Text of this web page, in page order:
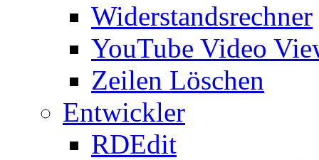
Widerstandsrechner
YouTube Video
Zeilen Löschen
Entwickler
RDEdit